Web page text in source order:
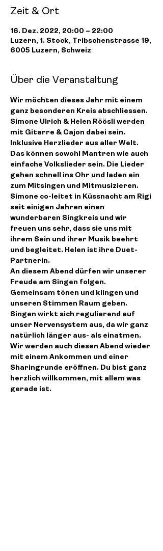
Zeit & Ort
16. Dez. 2022, 20:00 – 22:00
Luzern, 1. Stock, Tribschenstrasse 19,
6005 Luzern, Schweiz
Über die Veranstaltung
Wir möchten dieses Jahr mit einem
ganz besonderen Kreis abschliessen.
Simone Ulrich & Helen Röösli werden
mit Gitarre & Cajon dabei sein.
Inklusive Herzlieder aus aller Welt.
Das können sowohl Mantren wie auch
einfache Volkslieder sein. Die Lieder
gehen schnell ins Ohr und laden ein
zum Mitsingen und Mitmusizieren.
Simone co-leitet in Küssnacht am Rigi
seit einigen Jahren einen
wunderbaren Singkreis und wir
freuen uns sehr, dass sie uns mit
ihrem Sein und ihrer Musik beehrt
und begleitet. Helen ist ihre Duet-
Partnerin.
An diesem Abend dürfen wir unserer
Freude am Singen folgen.
Gemeinsam tönen und klingen und
unseren Stimmen Raum geben.
Singen wirkt sich regulierend auf
unser Nervensystem aus, da wir ganz
natürlich länger aus- als einatmen.
Wir werden auch diesen Abend wieder
mit einem Ankommen und einer
Sharingrunde eröffnen. Du bist ganz
herzlich willkommen, mit allem was
gerade ist.